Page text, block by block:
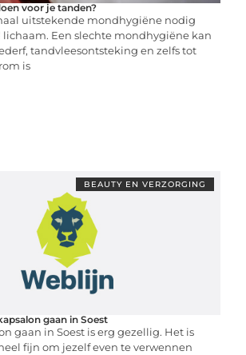
voor je tanden?
uitstekende mondhygiëne nodig
lichaam. Een slechte mondhygiëne kan
tandvleesontsteking en zelfs tot
is
BEAUTY EN VERZORGING
gaan in Soest
gaan in Soest is erg gezellig. Het is
fijn om jezelf even te verwennen